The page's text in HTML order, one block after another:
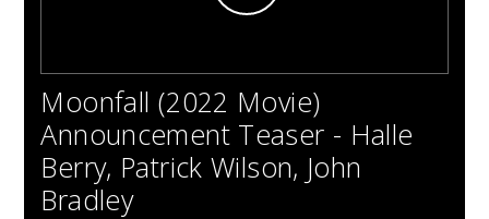
Moonfall (2022 Movie)
Announcement Teaser - Halle
Berry, Patrick Wilson, John
Bradley